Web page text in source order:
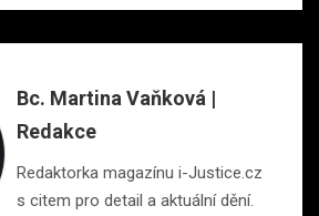
Bc. Martina Vaňková |
Redakce
Redaktorka magazínu i-Justice.cz
s citem pro detail a aktuální dění.